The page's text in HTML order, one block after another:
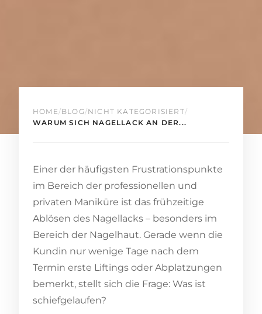
HOME /BLOG /NICHT KATEGORISIERT/
WARUM SICH NAGELLACK AN DER...
Einer der häufigsten Frustrationspunkte
im Bereich der professionellen und
privaten Maniküre ist das frühzeitige
Ablösen des Nagellacks – besonders im
Bereich der Nagelhaut. Gerade wenn die
Kundin nur wenige Tage nach dem
Termin erste Liftings oder Abplatzungen
bemerkt, stellt sich die Frage: Was ist
schiefgelaufen?